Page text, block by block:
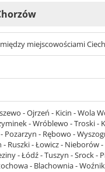
miejscowościami
- Ojrzeń - Kicin - Wola
- Wróblewo - Troski -
Pozarzyn - Rębowo -
Ruszki - Łowicz - Nieborów
- Łódź - Tuszyn - Srock -
- Blachownia -